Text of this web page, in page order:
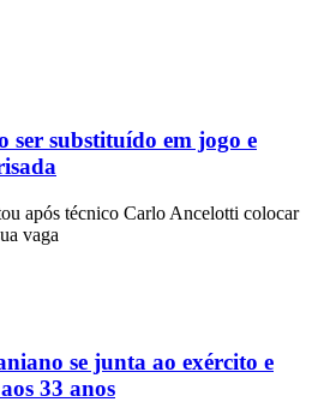
ser substituído em jogo e
após técnico Carlo Ancelotti colocar
vaga
se junta ao exército e
33 anos